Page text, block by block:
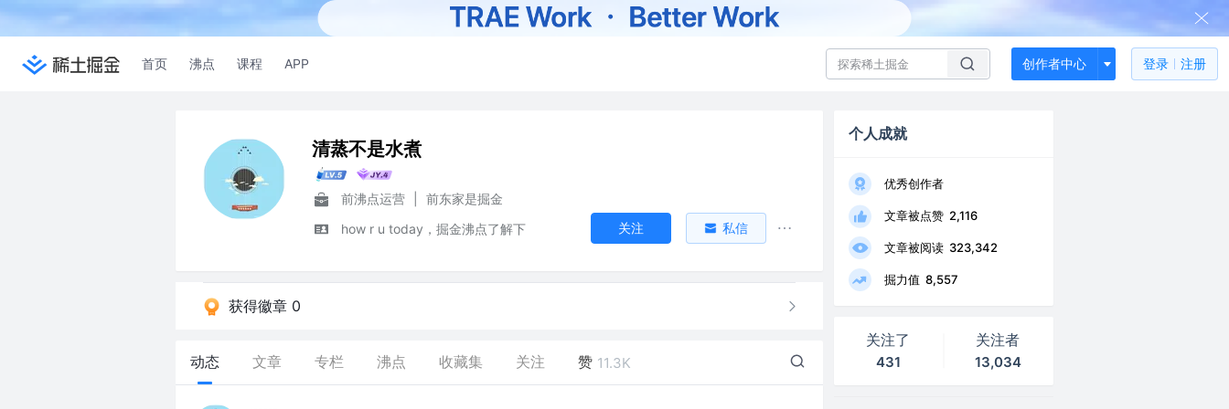
首页 沸点 课程 APP 创作者中心 登录 注册
清蒸不是水煮
前沸点运营
前东家是掘金
how r u today，掘金沸点了解下
关注 私信
获得徽章 0
动态 文章 专栏 沸点 收藏集 关注 赞 11.3K
个人成就
优秀创作者
文章被点赞 2,116
文章被阅读 323,342
掘力值 8,557
关注了
431
关注者
13,034